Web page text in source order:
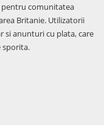
comunitatea
Britanie. Utilizatorii
si anunturi cu plata, care
sporita.